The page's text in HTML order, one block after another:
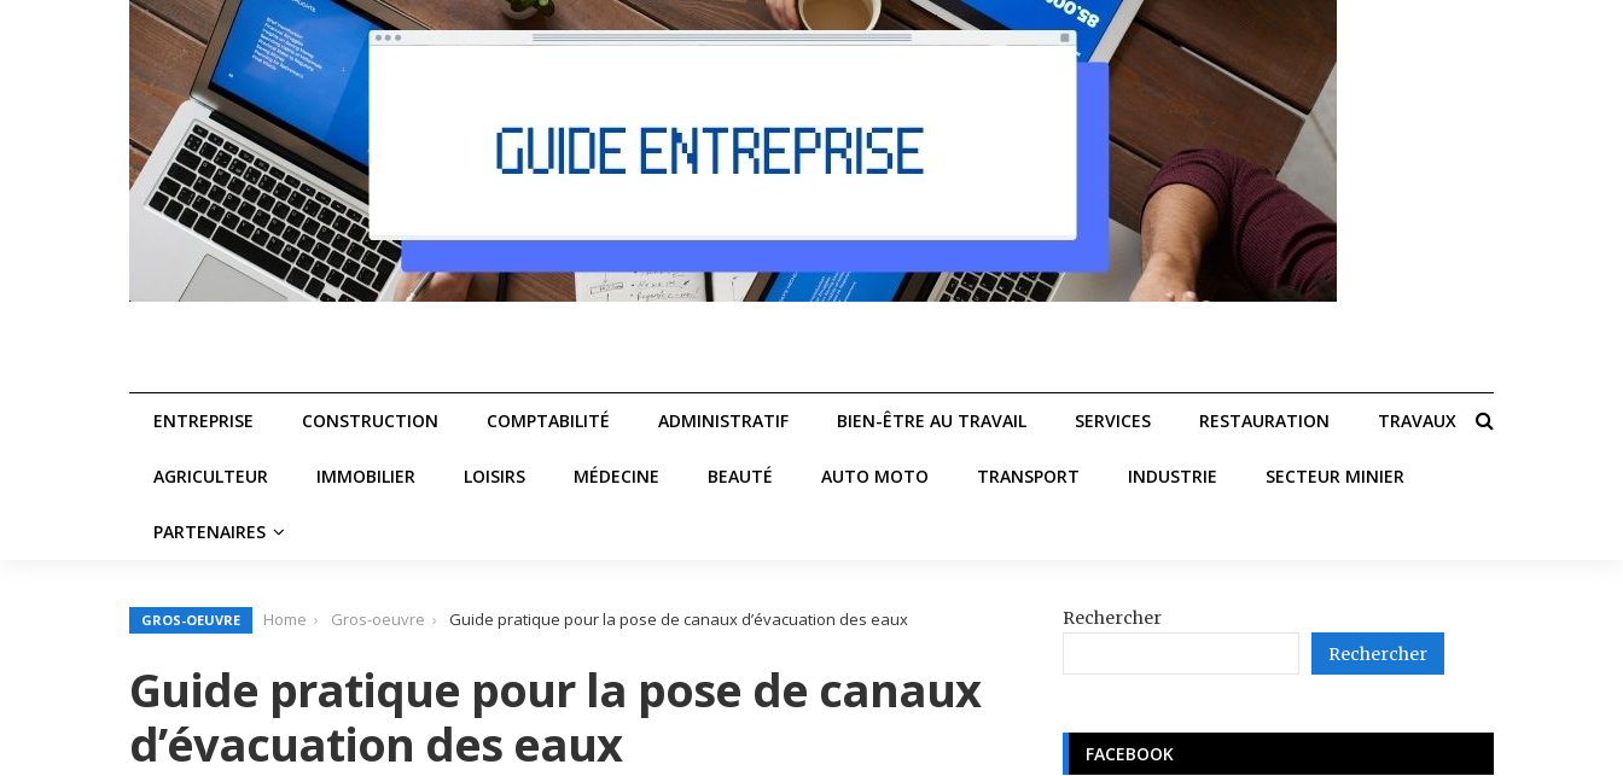
ENTREPRISE CONSTRUCTION COMPTABILITÉ ADMINISTRATIF BIEN-ÊTRE AU TRAVAIL SERVICES RESTAURATION TRAVAUX
AGRICULTEUR IMMOBILIER LOISIRS MÉDECINE BEAUTÉ AUTO MOTO TRANSPORT INDUSTRIE SECTEUR MINIER
PARTENAIRES
GROS-OEUVRE Home Gros-oeuvre Guide pratique pour la pose de canaux d’évacuation des eaux
Guide pratique pour la pose de canaux
d’évacuation des eaux
Rechercher
Rechercher
FACEBOOK